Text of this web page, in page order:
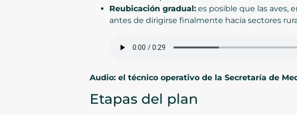
Reubicación gradual: es posible que las aves,
antes de dirigirse finalmente hacia sectores
Audio: el técnico operativo de la Secretaría de
Etapas del plan